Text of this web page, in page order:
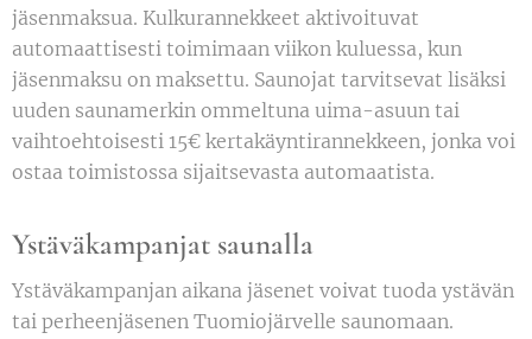
jäsenmaksua. Kulkurannekkeet aktivoituvat
automaattisesti toimimaan viikon kuluessa, kun
jäsenmaksu on maksettu. Saunojat tarvitsevat lisäksi
uuden saunamerkin ommeltuna uima-asuun tai
vaihtoehtoisesti 15€ kertakäyntirannekkeen, jonka voi
ostaa toimistossa sijaitsevasta automaatista.
Ystäväkampanjat saunalla
Ystäväkampanjan aikana jäsenet voivat tuoda ystävän
tai perheenjäsenen Tuomiojärvelle saunomaan.